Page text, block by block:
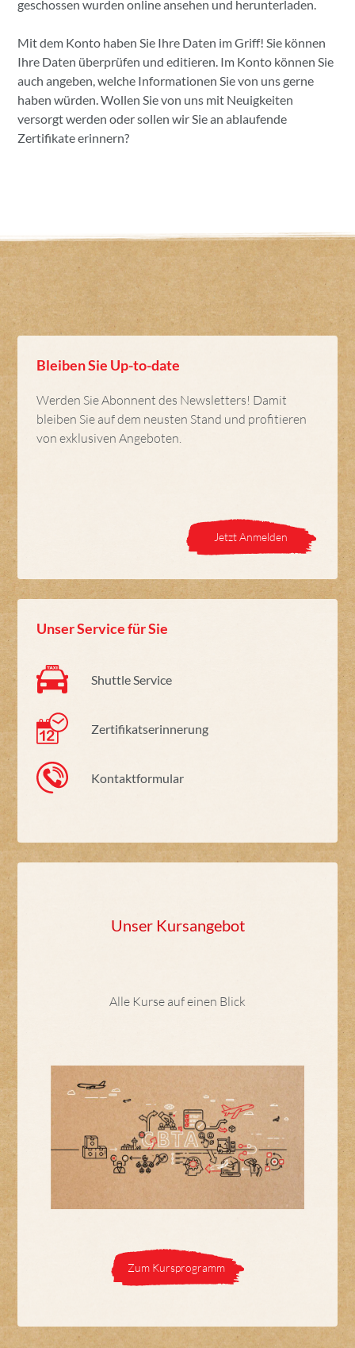
geschossen wurden online ansehen und herunterladen.
Mit dem Konto haben Sie Ihre Daten im Griff! Sie können
Ihre Daten überprüfen und editieren. Im Konto können Sie
auch angeben, welche Informationen Sie von uns gerne
haben würden. Wollen Sie von uns mit Neuigkeiten
versorgt werden oder sollen wir Sie an ablaufende
Zertifikate erinnern?
Bleiben Sie Up-to-date
Werden Sie Abonnent des Newsletters! Damit
bleiben Sie auf dem neusten Stand und profitieren
von exklusiven Angeboten.
Jetzt Anmelden
Unser Service für Sie
Shuttle Service
Zertifikatserinnerung
Kontaktformular
Unser Kursangebot
Alle Kurse auf einen Blick
Zum Kursprogramm